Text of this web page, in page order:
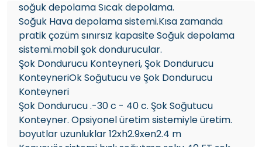
soğuk depolama Sıcak depolama.
Soğuk Hava depolama sistemi.Kısa zamanda
pratik çozüm sınırsız kapasite Soğuk depolama
sistemi.mobil şok dondurucular.
Şok Dondurucu Konteyneri, Şok Dondurucu
KonteyneriOk Soğutucu ve Şok Dondurucu
Konteyneri
Şok Dondurucu .-30 c - 40 c. Şok Soğutucu
Konteyner. Opsiyonel üretim sistemiyle üretim.
boyutlar uzunluklar 12xh2.9xen2.4 m